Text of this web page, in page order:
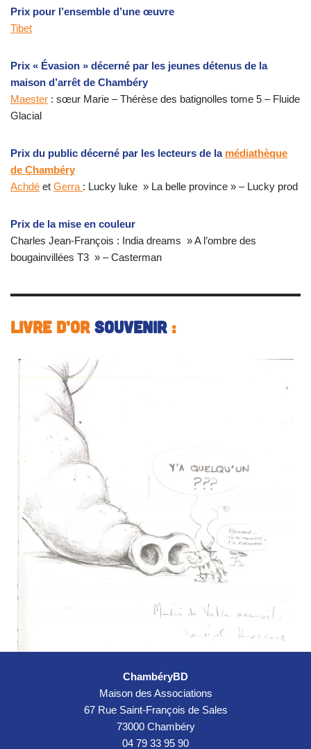
Prix pour l’ensemble d’une œuvre
Tibet
Prix « Évasion » décerné par les jeunes détenus de la
maison d’arrêt de Chambéry
Maester : sœur Marie – Thérèse des batignolles tome 5 – Fluide
Glacial
Prix du public décerné par les lecteurs de la médiathèque
de Chambéry
Achdé et Gerra : Lucky luke » La belle province » – Lucky prod
Prix de la mise en couleur
Charles Jean-François : India dreams » A l’ombre des
bougainvillées T3 » – Casterman
Livre d’or souvenir :
ChambéryBD
Maison des Associations
67 Rue Saint-François de Sales
73000 Chambéry
04 79 33 95 90